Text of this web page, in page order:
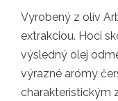
Vyrobený z olív
extrakciou. Hoci
výsledný olej
výrazné arómy
charakteristickým